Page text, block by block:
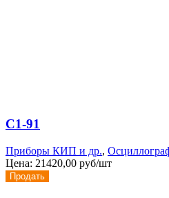
С1-91
Приборы КИП и др.,
Цена: 21420,00 руб/шт
Продать